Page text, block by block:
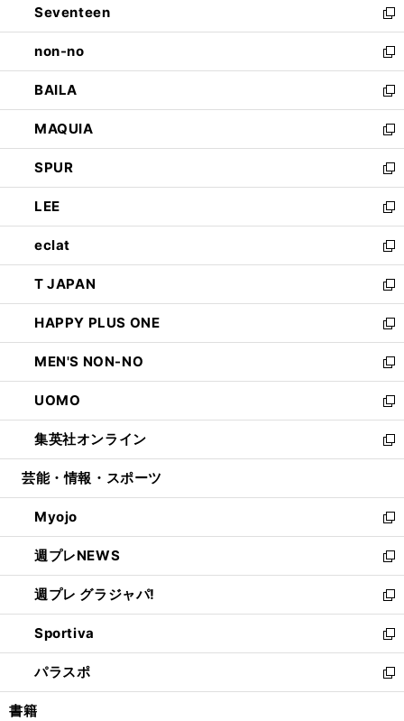
く
で
開
く
ド
ウ
で
開
く
Seventeen
新
し
い
ウ
ィ
ン
ド
ウ
で
開
く
non-no
新
し
い
ウ
ィ
ン
ド
ウ
で
開
く
BAILA
新
し
い
ウ
ィ
ン
ド
ウ
で
開
く
MAQUIA
新
し
い
ウ
ィ
ン
ド
ウ
で
開
く
SPUR
新
し
い
ウ
ィ
ン
ド
ウ
で
開
く
LEE
新
し
い
ウ
ィ
ン
ド
ウ
で
開
く
eclat
新
し
い
ウ
ィ
ン
ド
ウ
で
開
く
T JAPAN
新
し
い
ウ
ィ
ン
ド
ウ
で
開
HAPPY PLUS ONE
新
し
い
ウ
ィ
ン
ド
ウ
開
く
MEN'S NON-NO
新
し
い
ウ
ィ
ン
ウ
で
開
く
UOMO
新
し
い
ウ
ン
ド
ウ
で
開
く
集英社オンライン
新
し
ウ
ィ
ン
ド
ウ
で
開
く
芸能・情報・スポーツ
Myojo
新
し
い
ウ
ィ
ン
ド
ウ
で
開
週プレNEWS
新
し
い
ウ
ィ
ン
ド
ウ
週プレ グラジャパ!
新
し
い
ウ
ィ
ン
Sportiva
新
し
い
ウ
パラスポ
新
し
書籍